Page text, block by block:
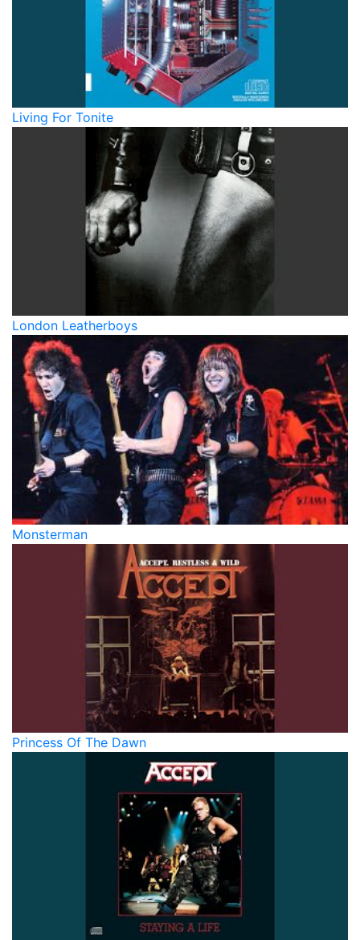
Living For Tonite
London Leatherboys
Monsterman
Princess Of The Dawn